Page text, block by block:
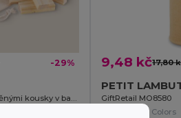
-29%
Hra dovedností s 45 dřevěnými kousky v bavlněném pytli NAXOS
9,48 kč17,80
GiftRetail MO8580
+1 Colors